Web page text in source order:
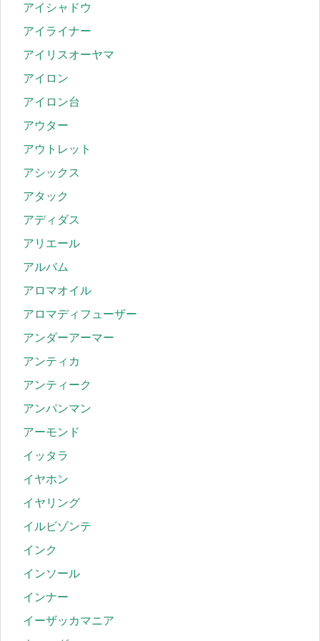
アイシャドウ
アイライナー
アイリスオーヤマ
アイロン
アイロン台
アウター
アウトレット
アシックス
アタック
アディダス
アリエール
アルバム
アロマオイル
アロマディフューザー
アンダーアーマー
アンティカ
アンティーク
アンパンマン
アーモンド
イッタラ
イヤホン
イヤリング
イルビゾンテ
インク
インソール
インナー
イーザッカマニア